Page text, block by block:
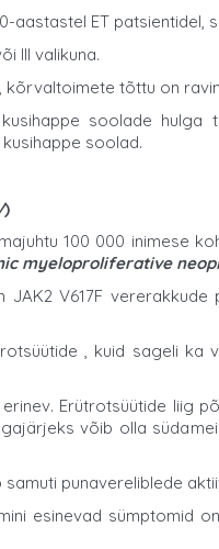
aastastel ET patsientidel,
III valikuna.
tõttu on
soolade
soolad.
)
100 000 inimese
myeloproliferative
V617F
, kuid sageli
Erütrotsüütide liig
võib olla
samuti punavereliblede
esinevad sümptomid